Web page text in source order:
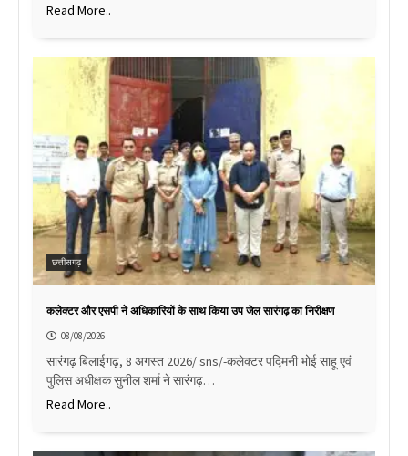
Read More..
छत्तीसगढ़
कलेक्टर और एसपी ने अधिकारियों के साथ किया उप जेल सारंगढ़ का निरीक्षण
08/08/2026
सारंगढ़ बिलाईगढ़, 8 अगस्त 2026/ sns/-कलेक्टर पद्मिनी भोई साहू एवं
पुलिस अधीक्षक सुनील शर्मा ने सारंगढ़…
Read More..